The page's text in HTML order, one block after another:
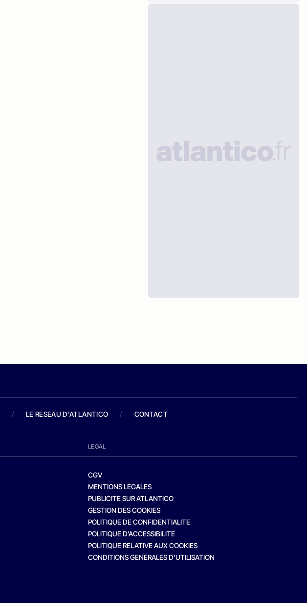
/ LE RESEAU D'ATLANTICO / CONTACT
LEGAL
CGV
MENTIONS LEGALES
PUBLICITE SUR ATLANTICO
GESTION DES COOKIES
POLITIQUE DE CONFIDENTIALITE
POLITIQUE D’ACCESSIBILITE
POLITIQUE RELATIVE AUX COOKIES
CONDITIONS GENERALES D’UTILISATION